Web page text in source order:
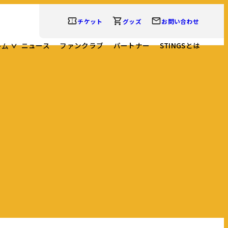
ニュース ファンクラブ パートナー STINGSとは
チケット グッズ お問い合わせ